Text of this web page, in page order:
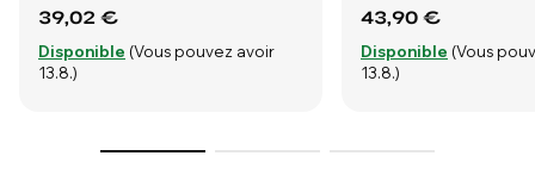
39,02 €
Disponible (Vous pouvez avoir
13.8.)
43,90 €
Disponible (Vous
13.8.)